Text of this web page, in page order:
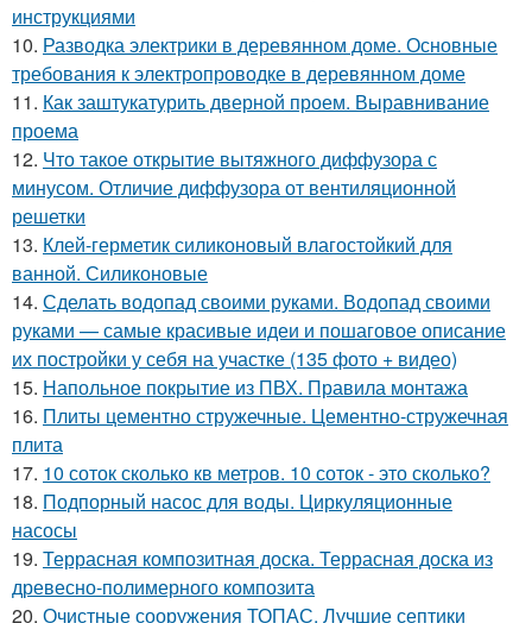
инструкциями
10. Разводка электрики в деревянном доме. Основные
требования к электропроводке в деревянном доме
11. Как заштукатурить дверной проем. Выравнивание
проема
12. Что такое открытие вытяжного диффузора с
минусом. Отличие диффузора от вентиляционной
решетки
13. Клей-герметик силиконовый влагостойкий для
ванной. Силиконовые
14. Сделать водопад своими руками. Водопад своими
руками — самые красивые идеи и пошаговое описание
их постройки у себя на участке (135 фото + видео)
15. Напольное покрытие из ПВХ. Правила монтажа
16. Плиты цементно стружечные. Цементно-стружечная
плита
17. 10 соток сколько кв метров. 10 соток - это сколько?
18. Подпорный насос для воды. Циркуляционные
насосы
19. Террасная композитная доска. Террасная доска из
древесно-полимерного композита
20. Очистные сооружения ТОПАС. Лучшие септики